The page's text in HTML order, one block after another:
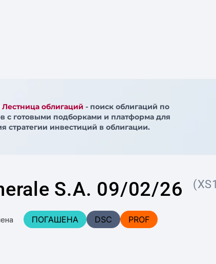
Лестница облигаций - поиск облигаций по
с готовыми подборками и платформа для
стратегии инвестиций в облигации.
S.A. 09/02/26
ПОГАШЕНА DSC PROF